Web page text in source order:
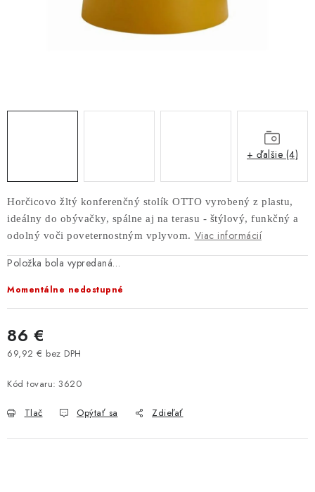
SAMOSTATNE STOJACE LAMELOVÉ STENY
NAJPREDÁVANEJŠIE PRODUKTY
ZÁVESNÉ HOJDACIE KRESLÁ
ZÁHRADNÝ NÁBYTOK
STOLIČKY
BAROVÉ STOLIČKY
VANKÚŠE
Horčicovo žltý konferenčný stolík OTTO vyrobený z plastu,
ideálny do obývačky, spálne aj na terasu - štýlový, funkčný a
odolný voči poveternostným vplyvom. Viac informácií
Položka bola vypredaná…
Momentálne nedostupné
86 €
69,92 € bez DPH
Kód tovaru: 3620
Tlač Opýtať sa Zdieľať
+ ďalšie (4)